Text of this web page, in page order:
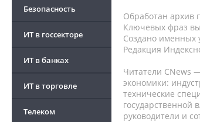
Безопасность
ИТ в госсекторе
ИТ в банках
ИТ в торговле
Телеком
Обработан архив
Ключевых фраз
Создано именных
Редакция
Читатели CNews
экономики:
технические
государственной
руководители и